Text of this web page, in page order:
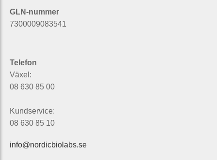
GLN-nummer
7300009083541
Telefon
Växel:
08 630 85 00
Kundservice:
08 630 85 10
info@nordicbiolabs.se